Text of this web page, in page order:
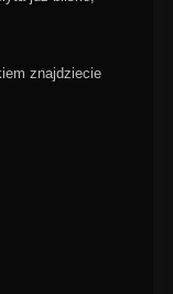
znajdziecie